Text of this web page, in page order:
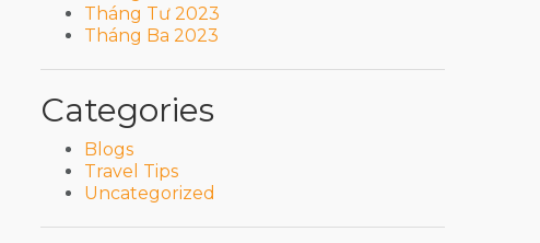
Tháng Tư 2023
Tháng Ba 2023
Categories
Blogs
Travel Tips
Uncategorized